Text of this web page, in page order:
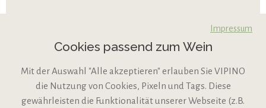
Impressum
Cookies passend zum Wein
Mit der Auswahl "Alle akzeptieren" erlauben Sie VIPINO
die Nutzung von Cookies, Pixeln und Tags. Diese
gewährleisten die Funktionalität unserer Webseite (z.B.